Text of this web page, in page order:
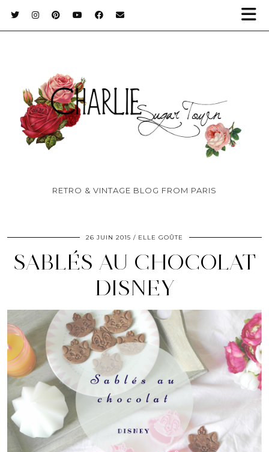
RETRO & VINTAGE BLOG FROM PARIS
26 JUIN 2015 ELLE GOÛTE
SABLÉS AU CHOCOLAT
DISNEY